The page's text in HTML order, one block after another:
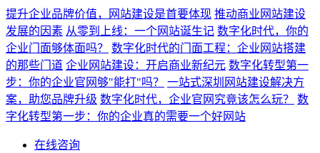
提升企业品牌价值，网站建设是首要体现 推动商业网站建设
发展的因素 从零到上线：一个网站诞生记 数字化时代，你的
企业门面够体面吗？
数字化时代的门面工程：企业网站搭建
的那些门道 企业网站建设：开启商业新纪元 数字化转型第一
步：你的企业官网够"能打"吗？
一站式深圳网站建设解决方
案，助您品牌升级 数字化时代，企业官网究竟该怎么玩？
数
字化转型第一步：你的企业真的需要一个好网站
在线咨询